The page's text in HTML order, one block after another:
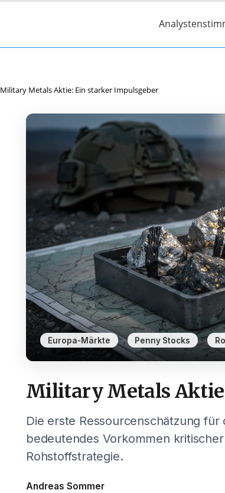
Military Metals Aktie: Ein starker Impulsgeber
Europa-Märkte , Penny Stocks ,
Military Metals
Die erste Ressourcenschätzung
bedeutendes Vorkommen
Rohstoffstrategie.
Andreas Sommer